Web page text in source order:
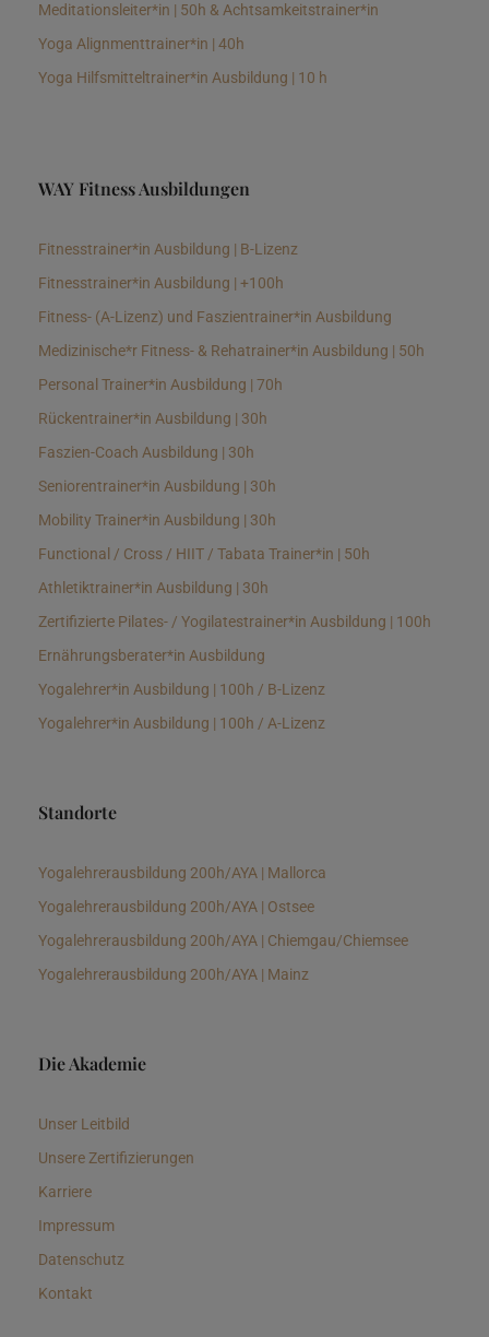
Meditationsleiter*in | 50h & Achtsamkeitstrainer*in
Yoga Alignmenttrainer*in | 40h
Yoga Hilfsmitteltrainer*in Ausbildung | 10 h
WAY Fitness Ausbildungen
Fitnesstrainer*in Ausbildung | B-Lizenz
Fitnesstrainer*in Ausbildung | +100h
Fitness- (A-Lizenz) und Faszientrainer*in Ausbildung
Medizinische*r Fitness- & Rehatrainer*in Ausbildung | 50h
Personal Trainer*in Ausbildung | 70h
Rückentrainer*in Ausbildung | 30h
Faszien-Coach Ausbildung | 30h
Seniorentrainer*in Ausbildung | 30h
Mobility Trainer*in Ausbildung | 30h
Functional / Cross / HIIT / Tabata Trainer*in | 50h
Athletiktrainer*in Ausbildung | 30h
Zertifizierte Pilates- / Yogilatestrainer*in Ausbildung | 100h
Ernährungsberater*in Ausbildung
Yogalehrer*in Ausbildung | 100h / B-Lizenz
Yogalehrer*in Ausbildung | 100h / A-Lizenz
Standorte
Yogalehrerausbildung 200h/AYA | Mallorca
Yogalehrerausbildung 200h/AYA | Ostsee
Yogalehrerausbildung 200h/AYA | Chiemgau/Chiemsee
Yogalehrerausbildung 200h/AYA | Mainz
Die Akademie
Unser Leitbild
Unsere Zertifizierungen
Karriere
Impressum
Datenschutz
Kontakt